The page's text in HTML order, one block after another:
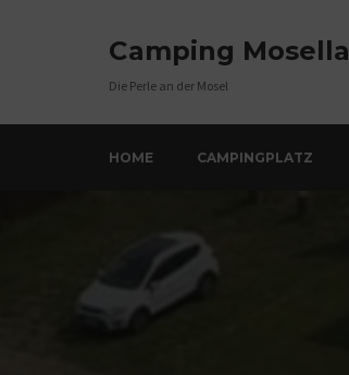
Camping Mosella
Die Perle an der Mosel
HOME CAMPINGPLATZ